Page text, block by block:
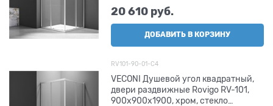
20 610 руб.
ДОБАВИТЬ В КОРЗИНУ
RV101-90-01-C4
VECONI Душевой угол квадратный,
двери раздвижные Rovigo RV-101,
900x900x1900, хром, стекло